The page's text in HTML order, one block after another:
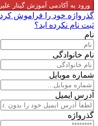
ورود به آکادمی آموزش گیتار علیرضا نصوحی
گذرواژه خود را فراموش
ثبت نام نکرده اید؟
نام
نام خانوادگی
شماره موبایل
آدرس ایمیل
گذرواژه